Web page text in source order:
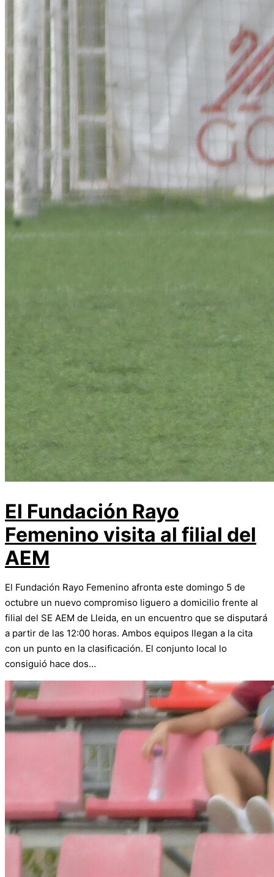
El Fundación Rayo
Femenino visita al filial del
AEM
El Fundación Rayo Femenino afronta este domingo 5 de
octubre un nuevo compromiso liguero a domicilio frente al
filial del SE AEM de Lleida, en un encuentro que se disputará
a partir de las 12:00 horas. Ambos equipos llegan a la cita
con un punto en la clasificación. El conjunto local lo
consiguió hace dos…